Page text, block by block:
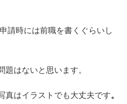
請時には前職を書くぐらいし
題はないと思います。
真はイラストでも大丈夫です。